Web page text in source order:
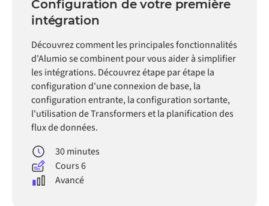
Configuration de votre première
intégration
Découvrez comment les principales fonctionnalités
d'Alumio se combinent pour vous aider à simplifier
les intégrations. Découvrez étape par étape la
configuration d'une connexion de base, la
configuration entrante, la configuration sortante,
l'utilisation de Transformers et la planification des
flux de données.
30 minutes
Cours 6
Avancé